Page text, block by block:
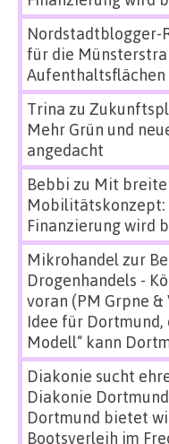
Nordstadtblogger-
für die
Aufenthaltsflächen
Trina zu
Mehr Grün und
angedacht
Bebbi zu Mit
Finanzierung wird
Mikrohandel zur
Drogenhandels -
voran (PM Grpne &
Idee für Dortmund,
Modell“ kann
Diakonie sucht
Diakonie
Dortmund bietet
Bootsverleih im